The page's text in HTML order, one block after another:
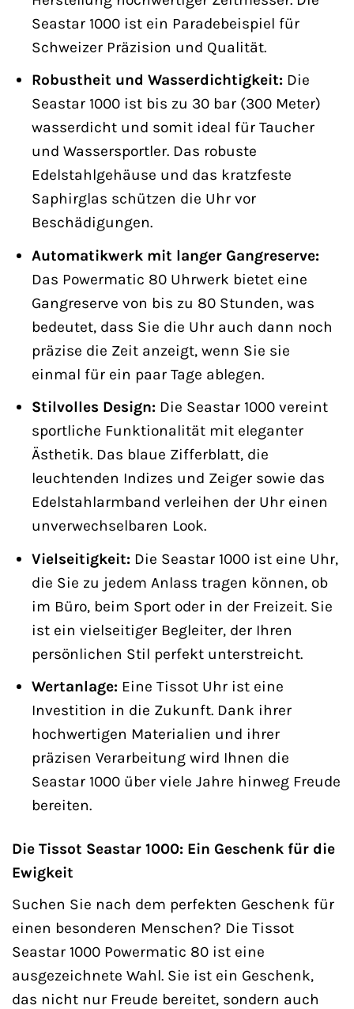
Seastar 1000 ist ein Paradebeispiel für
Schweizer Präzision und Qualität.
Robustheit und Wasserdichtigkeit:Die
Seastar 1000 ist bis zu 30 bar (300 Meter)
wasserdicht und somit ideal für Taucher
und Wassersportler. Das robuste
Edelstahlgehäuse und das kratzfeste
Saphirglas schützen die Uhr vor
Beschädigungen.
Automatikwerk mit langer Gangreserve:
Das Powermatic 80 Uhrwerk bietet eine
Gangreserve von bis zu 80 Stunden, was
bedeutet, dass Sie die Uhr auch dann noch
präzise die Zeit anzeigt, wenn Sie sie
einmal für ein paar Tage ablegen.
Stilvolles Design:Die Seastar 1000 vereint
sportliche Funktionalität mit eleganter
Ästhetik. Das blaue Zifferblatt, die
leuchtenden Indizes und Zeiger sowie das
Edelstahlarmband verleihen der Uhr einen
unverwechselbaren Look.
Vielseitigkeit:Die Seastar 1000 ist eine Uhr,
die Sie zu jedem Anlass tragen können, ob
im Büro, beim Sport oder in der Freizeit. Sie
ist ein vielseitiger Begleiter, der Ihren
persönlichen Stil perfekt unterstreicht.
Wertanlage:Eine Tissot Uhr ist eine
Investition in die Zukunft. Dank ihrer
hochwertigen Materialien und ihrer
präzisen Verarbeitung wird Ihnen die
Seastar 1000 über viele Jahre hinweg Freude
bereiten.
Die Tissot Seastar 1000: Ein Geschenk für die
Ewigkeit
Suchen Sie nach dem perfekten Geschenk für
einen besonderen Menschen? Die Tissot
Seastar 1000 Powermatic 80 ist eine
ausgezeichnete Wahl. Sie ist ein Geschenk,
das nicht nur Freude bereitet, sondern auch